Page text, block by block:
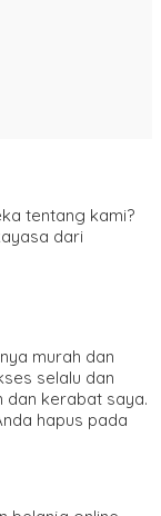
tentang kami?
dari
murah dan
selalu dan
dan kerabat saya.
hapus pada